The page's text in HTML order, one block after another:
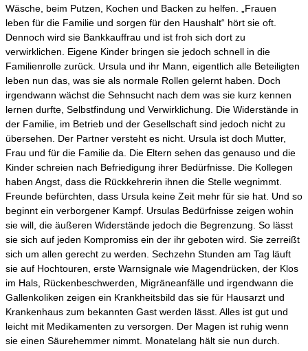
Wäsche, beim Putzen, Kochen und Backen zu helfen. „Frauen
leben für die Familie und sorgen für den Haushalt“ hört sie oft.
Dennoch wird sie Bankkauffrau und ist froh sich dort zu
verwirklichen. Eigene Kinder bringen sie jedoch schnell in die
Familienrolle zurück. Ursula und ihr Mann, eigentlich alle Beteiligten
leben nun das, was sie als normale Rollen gelernt haben. Doch
irgendwann wächst die Sehnsucht nach dem was sie kurz kennen
lernen durfte, Selbstfindung und Verwirklichung. Die Widerstände in
der Familie, im Betrieb und der Gesellschaft sind jedoch nicht zu
übersehen. Der Partner versteht es nicht. Ursula ist doch Mutter,
Frau und für die Familie da. Die Eltern sehen das genauso und die
Kinder schreien nach Befriedigung ihrer Bedürfnisse. Die Kollegen
haben Angst, dass die Rückkehrerin ihnen die Stelle wegnimmt.
Freunde befürchten, dass Ursula keine Zeit mehr für sie hat. Und so
beginnt ein verborgener Kampf. Ursulas Bedürfnisse zeigen wohin
sie will, die äußeren Widerstände jedoch die Begrenzung. So lässt
sie sich auf jeden Kompromiss ein der ihr geboten wird. Sie zerreißt
sich um allen gerecht zu werden. Sechzehn Stunden am Tag läuft
sie auf Hochtouren, erste Warnsignale wie Magendrücken, der Klos
im Hals, Rückenbeschwerden, Migräneanfälle und irgendwann die
Gallenkoliken zeigen ein Krankheitsbild das sie für Hausarzt und
Krankenhaus zum bekannten Gast werden lässt. Alles ist gut und
leicht mit Medikamenten zu versorgen. Der Magen ist ruhig wenn
sie einen Säurehemmer nimmt. Monatelang hält sie nun durch.